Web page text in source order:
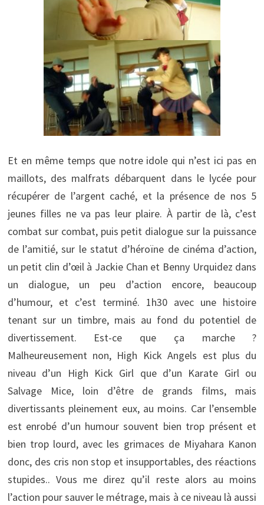
Et en même temps que notre idole qui n’est ici pas en
maillots, des malfrats débarquent dans le lycée pour
récupérer de l’argent caché, et la présence de nos 5
jeunes filles ne va pas leur plaire. À partir de là, c’est
combat sur combat, puis petit dialogue sur la puissance
de l’amitié, sur le statut d’héroïne de cinéma d’action,
un petit clin d’œil à Jackie Chan et Benny Urquidez dans
un dialogue, un peu d’action encore, beaucoup
d’humour, et c’est terminé. 1h30 avec une histoire
tenant sur un timbre, mais au fond du potentiel de
divertissement. Est-ce que ça marche ?
Malheureusement non, High Kick Angels est plus du
niveau d’un High Kick Girl que d’un Karate Girl ou
Salvage Mice, loin d’être de grands films, mais
divertissants pleinement eux, au moins. Car l’ensemble
est enrobé d’un humour souvent bien trop présent et
bien trop lourd, avec les grimaces de Miyahara Kanon
donc, des cris non stop et insupportables, des réactions
stupides.. Vous me direz qu’il reste alors au moins
l’action pour sauver le métrage, mais à ce niveau là aussi